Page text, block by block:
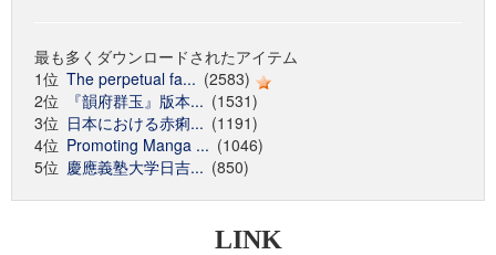
最も多くダウンロードされたアイテム
1位 The perpetual fa... (2583)
2位
『韻府群玉』版本... (1531)
3位 日本における赤痢... (1191)
4位 Promoting Manga ... (1046)
5位 慶應義塾大学日吉... (850)
LINK